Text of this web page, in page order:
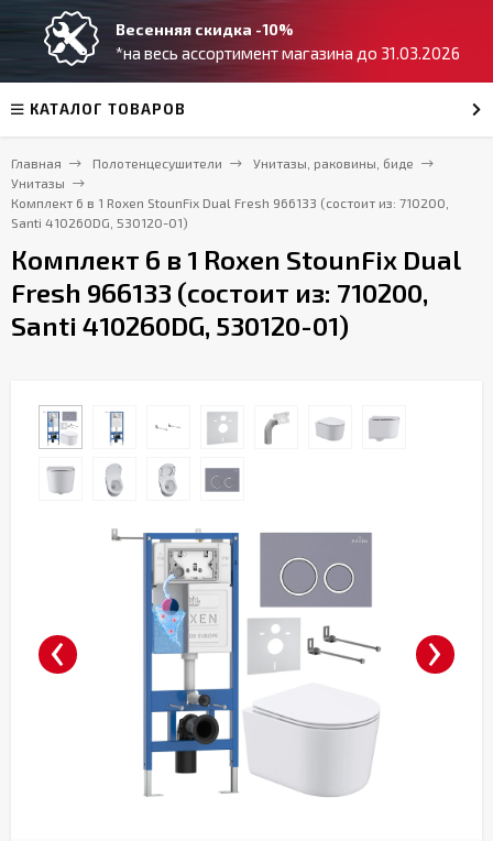
Весенняя скидка -10%
*на весь ассортимент магазина до 31.03.2026
КАТАЛОГ ТОВАРОВ
Главная Полотенцесушители
Унитазы, раковины, биде
Унитазы
Комплект 6 в 1 Roxen StounFix Dual Fresh 966133 (состоит из: 710200,
Santi 410260DG, 530120-01)
Комплект 6 в 1 Roxen StounFix Dual
Fresh 966133 (состоит из: 710200,
Santi 410260DG, 530120-01)
‹ ›